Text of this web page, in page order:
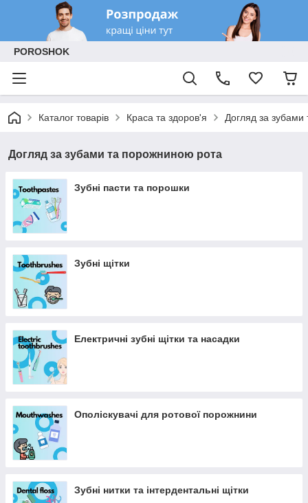
POROSHOK
Каталог товарів Краса та здоров'я Догляд за
Догляд за зубами та порожниною рота
Зубні пасти та порошки
Зубні щітки
Електричні зубні щітки та насадки
Ополіскувачі для ротової порожнини
Зубні нитки та інтердентальні щітки